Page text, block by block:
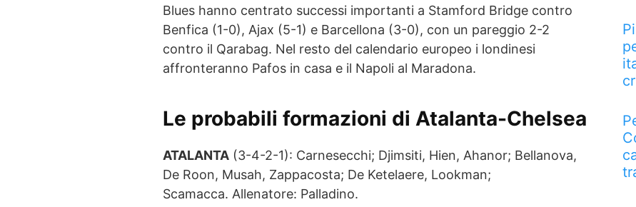
Blues hanno centrato successi importanti a Stamford Bridge contro
Benfica (1-0), Ajax (5-1) e Barcellona (3-0), con un pareggio 2-2
contro il Qarabag. Nel resto del calendario europeo i londinesi
affronteranno Pafos in casa e il Napoli al Maradona.
Le probabili formazioni di Atalanta-Chelsea
ATALANTA (3-4-2-1): Carnesecchi; Djimsiti, Hien, Ahanor; Bellanova,
De Roon, Musah, Zappacosta; De Ketelaere, Lookman;
Scamacca. Allenatore: Palladino.